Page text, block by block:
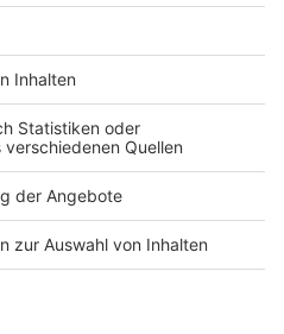
Kontakt
Studio-Hotline
ROCK ANTENNE
Region wechseln